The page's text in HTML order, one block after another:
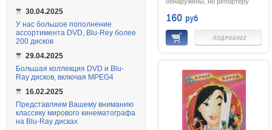
отснятыми уликами.
Оператору повезло меньше,
он был схвачен и убит. И
теперь основная цель
наркомафии -
компроментирующее видео.
Репортеру Диане грозят
своему счастью она
сталкивается с Джеки,
возвращающимся от
бакалейщика. А Джеки, вы уж
поверьте, знает как делаются
отбивные...
160 руб
30.04.2025
У нас большое пополнение
ассортимента DVD, Blu-Rey более
200 дисков
29.04.2025
Большая коллекция DVD и Blu-
Ray дисков, включая MPEG4
16.02.2025
Представляем Вашему вниманию
классику мирового кинематографа
на Blu-Ray дисках